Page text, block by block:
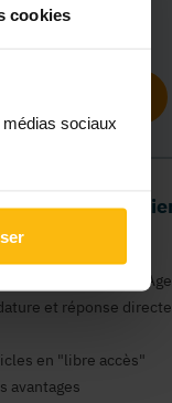
cookies
sociaux
comme
annonces Emploi,
et réponse
en "libre accès"
avantages